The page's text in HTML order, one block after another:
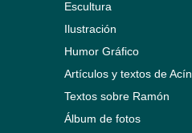
Escultura
Ilustración
Humor Gráfico
Artículos y textos de Acín
Textos sobre Ramón
Álbum de fotos